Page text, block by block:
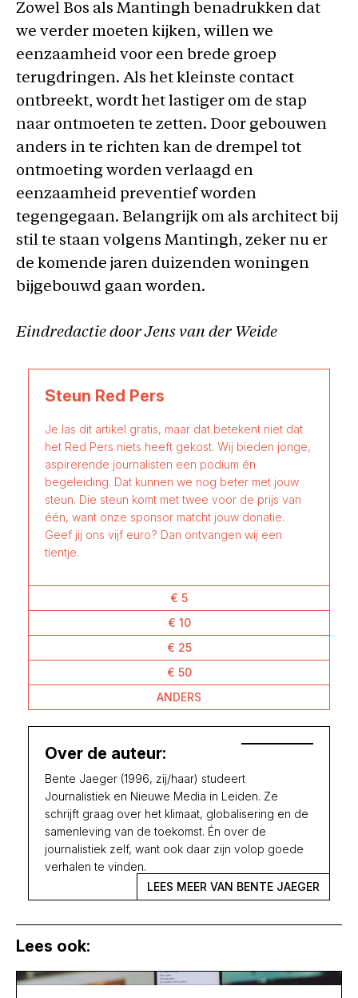
Zowel Bos als Mantingh benadrukken dat
we verder moeten kijken, willen we
eenzaamheid voor een brede groep
terugdringen. Als het kleinste contact
ontbreekt, wordt het lastiger om de stap
naar ontmoeten te zetten. Door gebouwen
anders in te richten kan de drempel tot
ontmoeting worden verlaagd en
eenzaamheid preventief worden
tegengegaan. Belangrijk om als architect bij
stil te staan volgens Mantingh, zeker nu er
de komende jaren duizenden woningen
bijgebouwd gaan worden.
Eindredactie door Jens van der Weide
Steun Red Pers
Je las dit artikel gratis, maar dat betekent niet dat
het Red Pers niets heeft gekost. Wij bieden jonge,
aspirerende journalisten een podium én
begeleiding. Dat kunnen we nog beter met jouw
steun. Die steun komt met twee voor de prijs van
één, want onze sponsor matcht jouw donatie.
Geef jij ons vijf euro? Dan ontvangen wij een
tientje.
€ 5
€ 10
€ 25
€ 50
ANDERS
Over de auteur:
Bente Jaeger (1996, zij/haar) studeert
Journalistiek en Nieuwe Media in Leiden. Ze
schrijft graag over het klimaat, globalisering en de
samenleving van de toekomst. Én over de
journalistiek zelf, want ook daar zijn volop goede
verhalen te vinden.
LEES MEER VAN BENTE JAEGER
Lees ook: